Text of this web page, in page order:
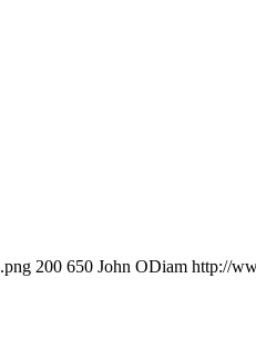
200 650 John ODiam http://